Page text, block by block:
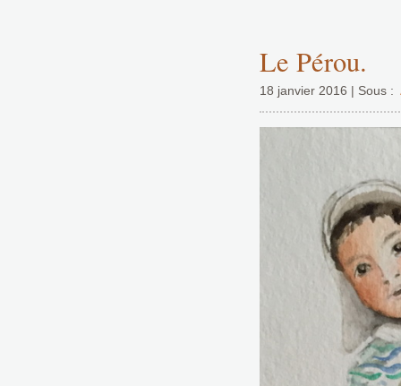
Le Pérou.
18 janvier 2016 | Sous :